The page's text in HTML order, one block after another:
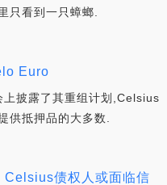
只看到一只蟑螂.
Euro
披露了其重组计划,Celsius
供抵押品的大多数.
Celsius债权人或面临信